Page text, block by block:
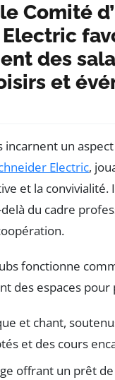
Comité
des
et
incarnent un
Electric,
et la
du cadre
fonctionne
des espaces
et chant,
et des cours
offrant un prêt